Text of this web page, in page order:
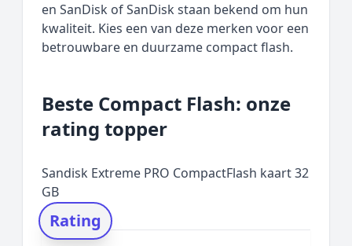
en SanDisk of SanDisk staan bekend om hun
kwaliteit. Kies een van deze merken voor een
betrouwbare en duurzame compact flash.
Beste Compact Flash: onze
rating topper
Sandisk Extreme PRO CompactFlash kaart 32
GB
Rating